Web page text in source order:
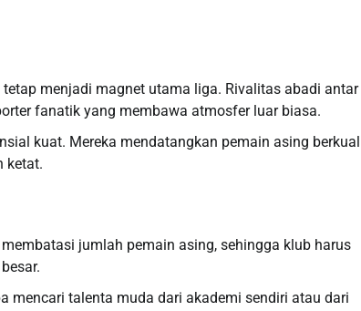
tetap menjadi magnet utama liga. Rivalitas abadi
fanatik yang membawa atmosfer luar biasa.
kuat. Mereka mendatangkan pemain asing
ketat.
jumlah pemain asing, sehingga klub harus
mencari talenta muda dari akademi sendiri atau dari